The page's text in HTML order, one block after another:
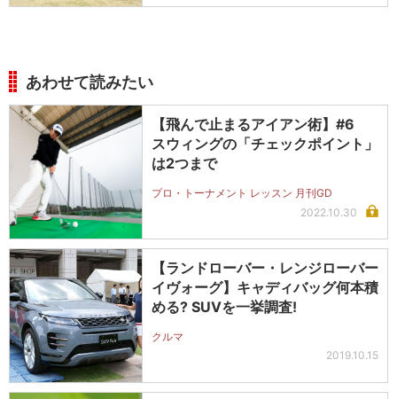
あわせて読みたい
【飛んで止まるアイアン術】#6
スウィングの「チェックポイント」
は2つまで
プロ・トーナメント レッスン 月刊GD
2022.10.30
【ランドローバー・レンジローバー
イヴォーグ】キャディバッグ何本積
める? SUVを一挙調査!
クルマ
2019.10.15